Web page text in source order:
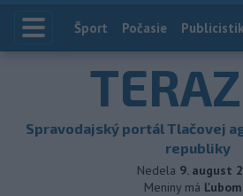
Index
Šport Počasie
TERAZ
Spravodajský portál Tlačovej
republiky
Nedela 9. august
Meniny má